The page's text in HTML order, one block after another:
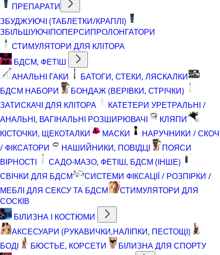
ПРЕПАРАТИ
ЗБУДЖУЮЧІ (ТАБЛЕТКИ/КРАПЛІ)
ЗБІЛЬШУЮЧІПОПЕРСИПРОЛОНГАТОРИ
СТИМУЛЯТОРИ ДЛЯ КЛІТОРА
БДСМ, ФЕТІШ
АНАЛЬНІ ГАКИ
БАТОГИ, СТЕКИ, ЛЯСКАЛКИ
БДСМ НАБОРИ
БОНДАЖ (ВЕРІВКИ, СТРІЧКИ)
ЗАТИСКАЧІ ДЛЯ КЛІТОРА
КАТЕТЕРИ УРЕТРАЛЬНІ /
АНАЛЬНІ, ВАГІНАЛЬНІ РОЗШИРЮВАЧІ
КЛЯПИ
КІСТОЧКИ, ЩЕКОТАЛКИ
МАСКИ
НАРУЧНИКИ / СКОЧ
/ ФІКСАТОРИ
НАШИЙНИКИ, ПОВІДЦІ
ПОЯСИ
ВІРНОСТІ
САДО-МАЗО, ФЕТІШ, БДСМ (ІНШЕ)
СВІЧКИ ДЛЯ БДСМ
СИСТЕМИ ФІКСАЦІЇ / РОЗПІРКИ /
МЕБЛІ ДЛЯ СЕКСУ ТА БДСМ
СТИМУЛЯТОРИ ДЛЯ
СОСКІВ
БІЛИЗНА І КОСТЮМИ
АКСЕСУАРИ (РУКАВИЧКИ,НАЛІПКИ, ПЕСТОЩІ)
БОДІ
БЮСТЬЕ, КОРСЕТИ
БІЛИЗНА ДЛЯ СПОРТУ